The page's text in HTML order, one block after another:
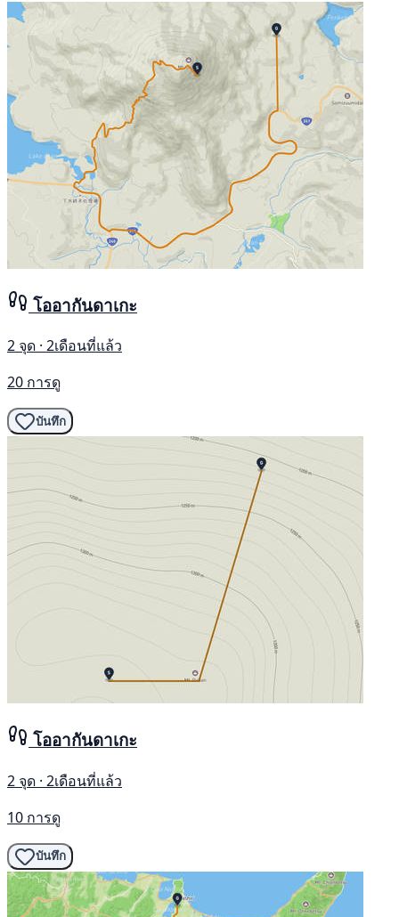
โออากันดาเกะ
2 จุด · 2เดือนที่แล้ว
20 การดู
บันทึก
โออากันดาเกะ
2 จุด · 2เดือนที่แล้ว
10 การดู
บันทึก